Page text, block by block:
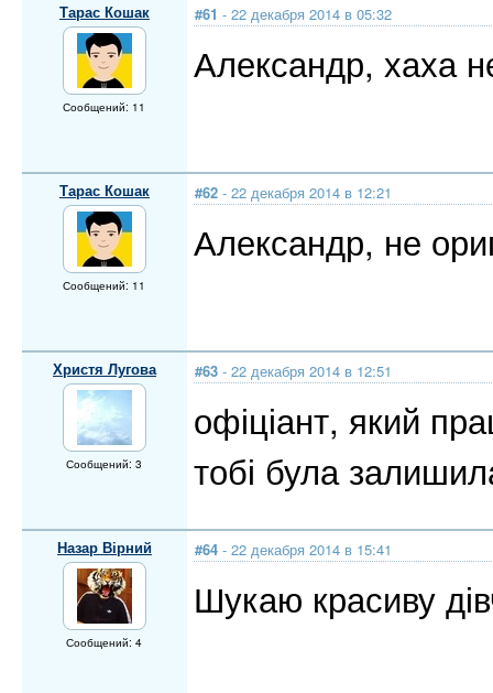
Тарас Кошак
Сообщений: 11
#61 - 22 декабря 2014 в 05:32
Александр, хаха
Тарас Кошак
Сообщений: 11
#62 - 22 декабря 2014 в 12:21
Александр, не
Христя Лугова
Сообщений: 3
#63 - 22 декабря 2014 в 12:51
офіціант, який
тобі була
Назар Вірний
Сообщений: 4
#64 - 22 декабря 2014 в 15:41
Шукаю красиву